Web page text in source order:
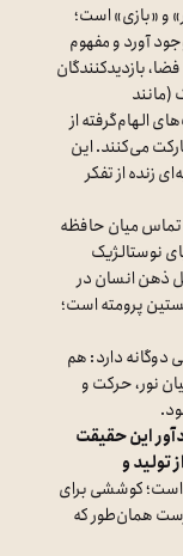
و «بازی» است؛
آورد و مفهوم
بازدیدکنندگان
(مانند
الهام‌گرفته از
می‌کنند. این
زنده از تفکر
تماس میان حافظه
نوستالژیک
ذهن انسان در
پرومته است؛
دوگانه دارد: هم
نور، حرکت و
این حقیقت
تولید و
است؛ کوششی برای
همان‌طور که